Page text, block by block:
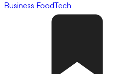
Business FoodTech